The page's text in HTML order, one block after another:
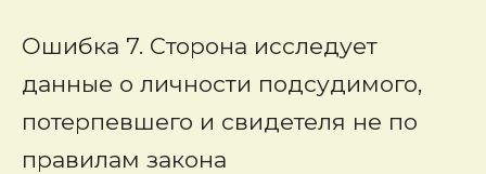
Ошибка 7. Сторона исследует
данные о личности подсудимого,
потерпевшего и свидетеля не по
правилам закона